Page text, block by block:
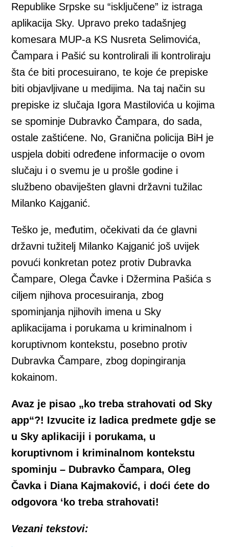
Republike Srpske su “isključene” iz istraga
aplikacija Sky. Upravo preko tadašnjeg
komesara MUP-a KS Nusreta Selimovića,
Čampara i Pašić su kontrolirali ili kontroliraju
šta će biti procesuirano, te koje će prepiske
biti objavljivane u medijima. Na taj način su
prepiske iz slučaja Igora Mastilovića u kojima
se spominje Dubravko Čampara, do sada,
ostale zaštićene. No, Granična policija BiH je
uspjela dobiti određene informacije o ovom
slučaju i o svemu je u prošle godine i
službeno obaviješten glavni državni tužilac
Milanko Kajganić.
Teško je, međutim, očekivati da će glavni
državni tužitelj Milanko Kajganić još uvijek
povući konkretan potez protiv Dubravka
Čampare, Olega Čavke i Džermina Pašića s
ciljem njihova procesuiranja, zbog
spominjanja njihovih imena u Sky
aplikacijama i porukama u kriminalnom i
koruptivnom kontekstu, posebno protiv
Dubravka Čampare, zbog dopingiranja
kokainom.
Avaz je pisao „ko treba strahovati od Sky
app“?! Izvucite iz ladica predmete gdje se
u Sky aplikaciji i porukama, u
koruptivnom i kriminalnom kontekstu
spominju – Dubravko Čampara, Oleg
Čavka i Diana Kajmaković, i doći ćete do
odgovora ‘ko treba strahovati!
Vezani tekstovi: